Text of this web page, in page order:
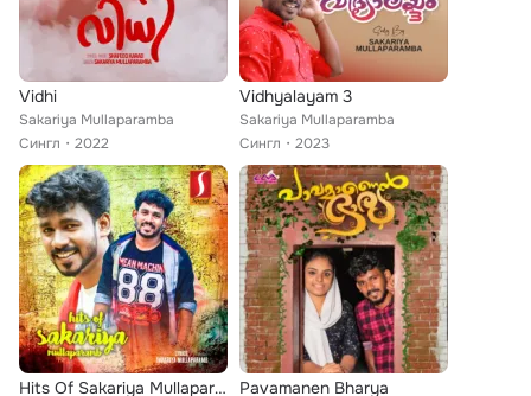
Vidhi
Sakariya Mullaparamba
Сингл
2022
Vidhyalayam 3
Sakariya Mullaparamba
Сингл
2023
Hits Of Sakariya Mullaparamb Pavamanen Bharya